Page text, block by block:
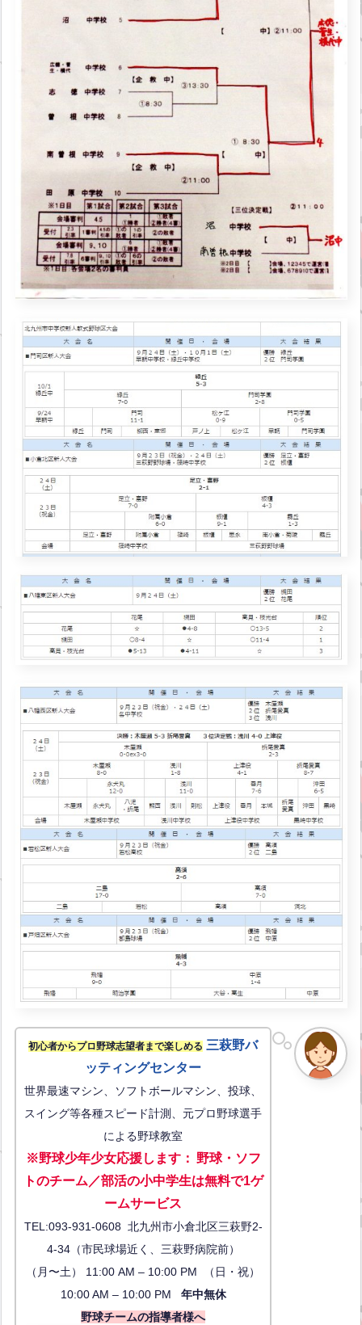
初心者からプロ野球志望者まで楽しめる 三萩野バ
ッティングセンター
世界最速マシン、ソフトボールマシン、投球、
スイング等各種スピード計測、元プロ野球選手
による野球教室
※野球少年少女応援します： 野球・ソフ
トのチーム／部活の小中学生は無料で1ゲ
ームサービス
TEL:093-931-0608 北九州市小倉北区三萩野2-
4-34（市民球場近く、三萩野病院前）
（月〜土） 11:00 AM – 10:00 PM （日・祝）
10:00 AM – 10:00 PM 年中無休
野球チームの指導者様へ